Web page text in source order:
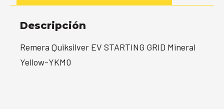
Descripción
Remera Quiksilver EV STARTING GRID Mineral
Yellow-YKM0